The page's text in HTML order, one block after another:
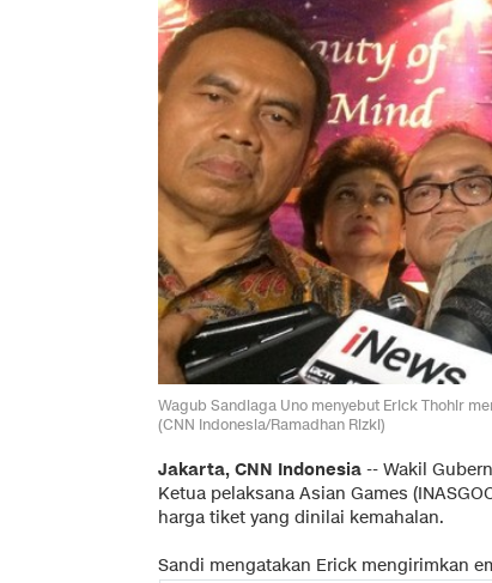
Wagub Sandiaga Uno menyebut Erick Thohir
(CNN Indonesia/Ramadhan Rizki)
Jakarta, CNN Indonesia -- Wakil
Ketua pelaksana Asian Games
harga tiket yang dinilai kemahalan.
Sandi mengatakan Erick mengirimkan